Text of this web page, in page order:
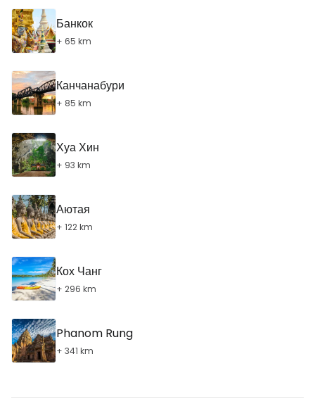
Банкок
+ 65 km
Канчанабури
+ 85 km
Хуа Хин
+ 93 km
Аютая
+ 122 km
Кох Чанг
+ 296 km
Phanom Rung
+ 341 km